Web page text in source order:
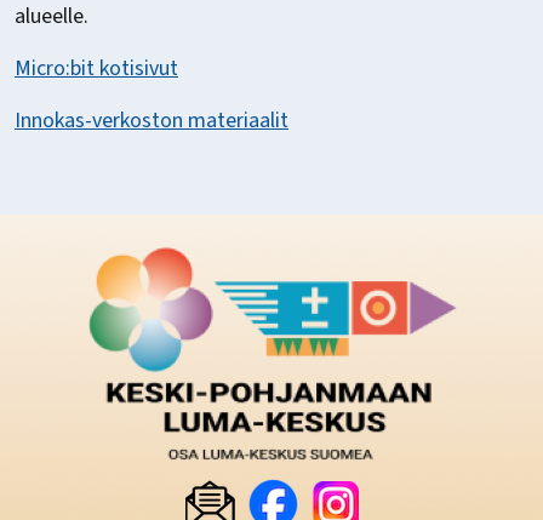
alueelle.
Micro:bit kotisivut
Innokas-verkoston materiaalit